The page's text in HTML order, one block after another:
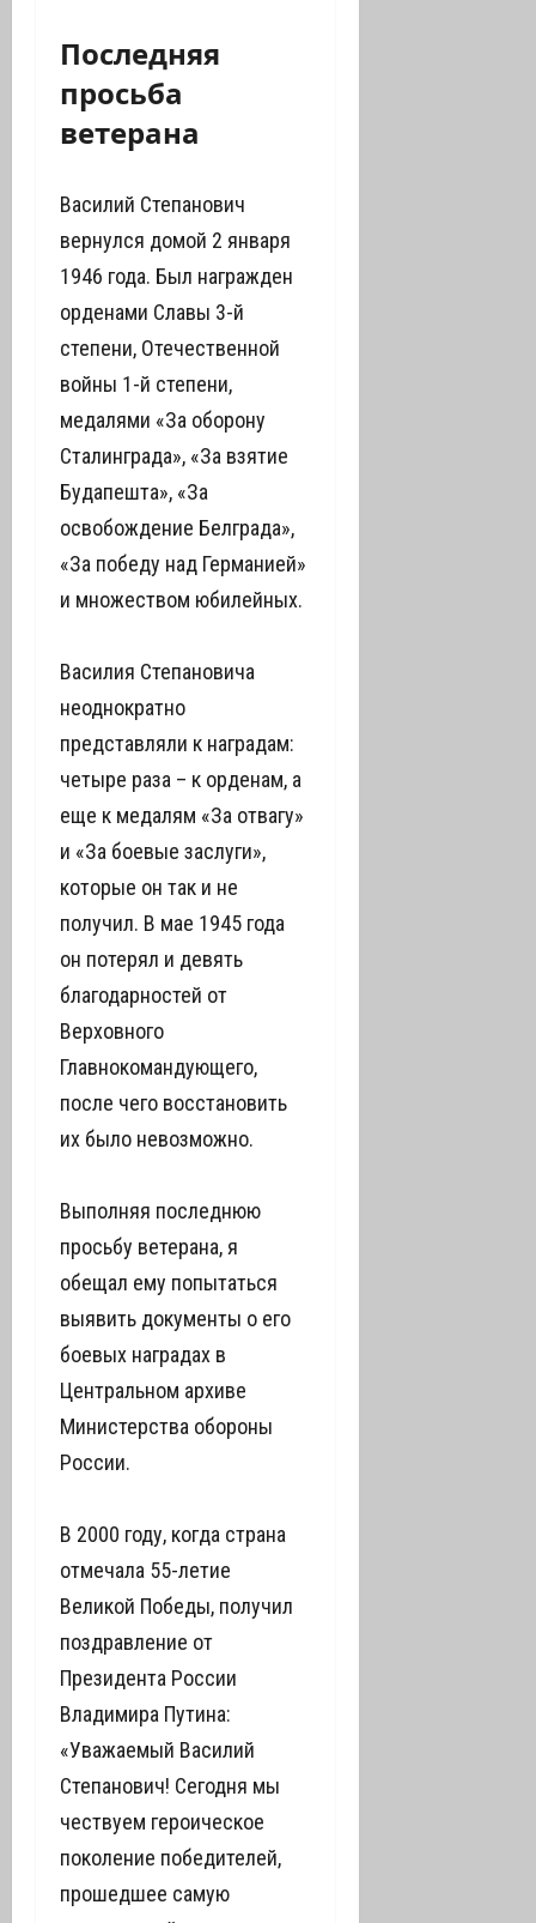
Последняя
просьба
ветерана
Василий Степанович
вернулся домой 2 января
1946 года. Был награжден
орденами Славы 3-й
степени, Отечественной
войны 1-й степени,
медалями «За оборону
Сталинграда», «За взятие
Будапешта», «За
освобождение Белграда»,
«За победу над Германией»
и множеством юбилейных.
Василия Степановича
неоднократно
представляли к наградам:
четыре раза – к орденам, а
еще к медалям «За отвагу»
и «За боевые заслуги»,
которые он так и не
получил. В мае 1945 года
он потерял и девять
благодарностей от
Верховного
Главнокомандующего,
после чего восстановить
их было невозможно.
Выполняя последнюю
просьбу ветерана, я
обещал ему попытаться
выявить документы о его
боевых наградах в
Центральном архиве
Министерства обороны
России.
В 2000 году, когда страна
отмечала 55-летие
Великой Победы, получил
поздравление от
Президента России
Владимира Путина:
«Уважаемый Василий
Степанович! Сегодня мы
чествуем героическое
поколение победителей,
прошедшее самую